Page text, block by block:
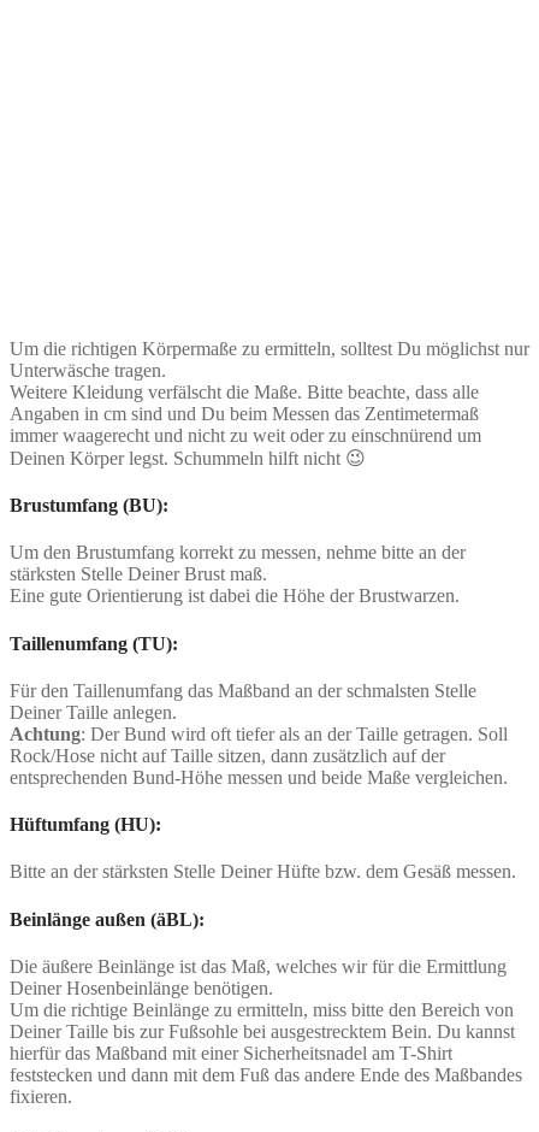
Um die richtigen Körpermaße zu ermitteln, solltest Du möglichst nur
Unterwäsche tragen.
Weitere Kleidung verfälscht die Maße. Bitte beachte, dass alle
Angaben in cm sind und Du beim Messen das Zentimetermaß
immer waagerecht und nicht zu weit oder zu einschnürend um
Deinen Körper legst. Schummeln hilft nicht 😉
Brustumfang (BU):
Um den Brustumfang korrekt zu messen, nehme bitte an der
stärksten Stelle Deiner Brust maß.
Eine gute Orientierung ist dabei die Höhe der Brustwarzen.
Taillenumfang (TU):
Für den Taillenumfang das Maßband an der schmalsten Stelle
Deiner Taille anlegen.
Achtung: Der Bund wird oft tiefer als an der Taille getragen. Soll
Rock/Hose nicht auf Taille sitzen, dann zusätzlich auf der
entsprechenden Bund-Höhe messen und beide Maße vergleichen.
Hüftumfang (HU):
Bitte an der stärksten Stelle Deiner Hüfte bzw. dem Gesäß messen.
Beinlänge außen (äBL):
Die äußere Beinlänge ist das Maß, welches wir für die Ermittlung
Deiner Hosenbeinlänge benötigen.
Um die richtige Beinlänge zu ermitteln, miss bitte den Bereich von
Deiner Taille bis zur Fußsohle bei ausgestrecktem Bein. Du kannst
hierfür das Maßband mit einer Sicherheitsnadel am T-Shirt
feststecken und dann mit dem Fuß das andere Ende des Maßbandes
fixieren.